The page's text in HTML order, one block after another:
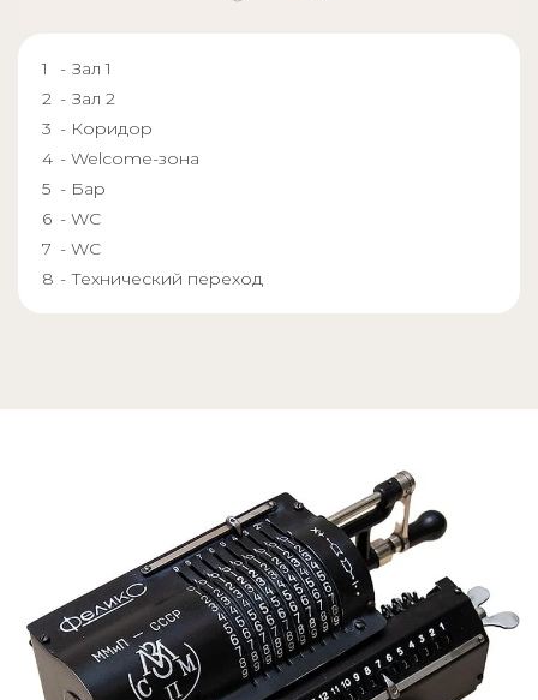
- Зал 1
- Зал 2
- Коридор
- Welcome-зона
- Бар
- WC
- WC
- Технический переход